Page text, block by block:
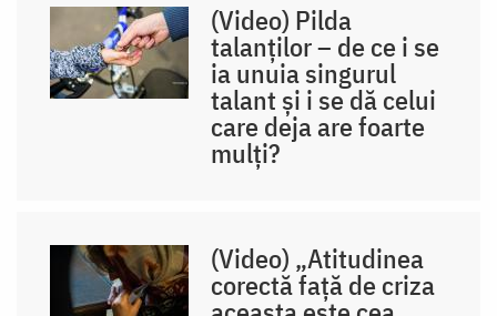
(Video) Pilda
talanților – de ce i se
ia unuia singurul
talant și i se dă celui
care deja are foarte
mulți?
(Video) „Atitudinea
corectă față de criza